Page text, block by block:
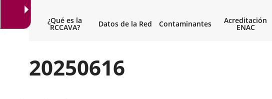
¿Qué es la
RCCAVA? Datos de la Red Contaminantes Acreditación
ENAC
20250616